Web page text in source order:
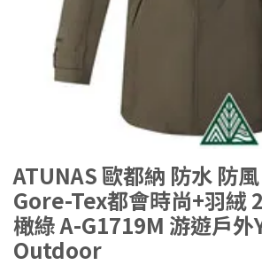
ATUNAS 歐都納 防水 防
Gore-Tex都會時尚+羽絨
橄綠 A-G1719M 游遊戶外
Outdoor